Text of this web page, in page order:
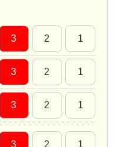
3 2 1
3 2 1
3 2 1
3 2 1